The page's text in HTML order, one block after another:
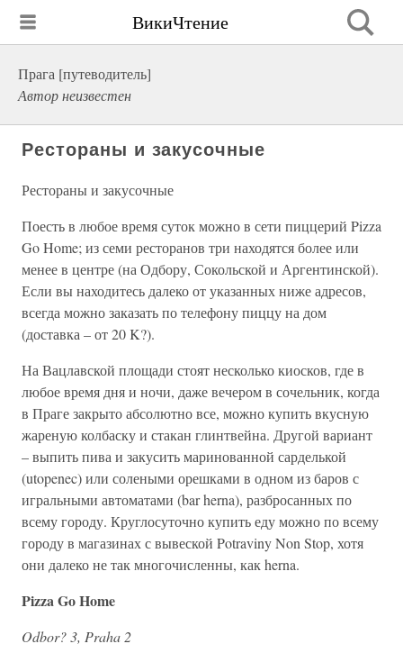
ВикиЧтение
Прага [путеводитель]
Автор неизвестен
Рестораны и закусочные
Рестораны и закусочные
Поесть в любое время суток можно в сети пиццерий Pizza
Go Home; из семи ресторанов три находятся более или
менее в центре (на Одбору, Сокольской и Аргентинской).
Если вы находитесь далеко от указанных ниже адресов,
всегда можно заказать по телефону пиццу на дом
(доставка – от 20 K?).
На Вацлавской площади стоят несколько киосков, где в
любое время дня и ночи, даже вечером в сочельник, когда
в Праге закрыто абсолютно все, можно купить вкусную
жареную колбаску и стакан глинтвейна. Другой вариант
– выпить пива и закусить маринованной сарделькой
(utopenec) или солеными орешками в одном из баров с
игральными автоматами (bar herna), разбросанных по
всему городу. Круглосуточно купить еду можно по всему
городу в магазинах с вывеской Potraviny Non Stop, хотя
они далеко не так многочисленны, как herna.
Pizza Go Home
Odbor? 3, Praha 2